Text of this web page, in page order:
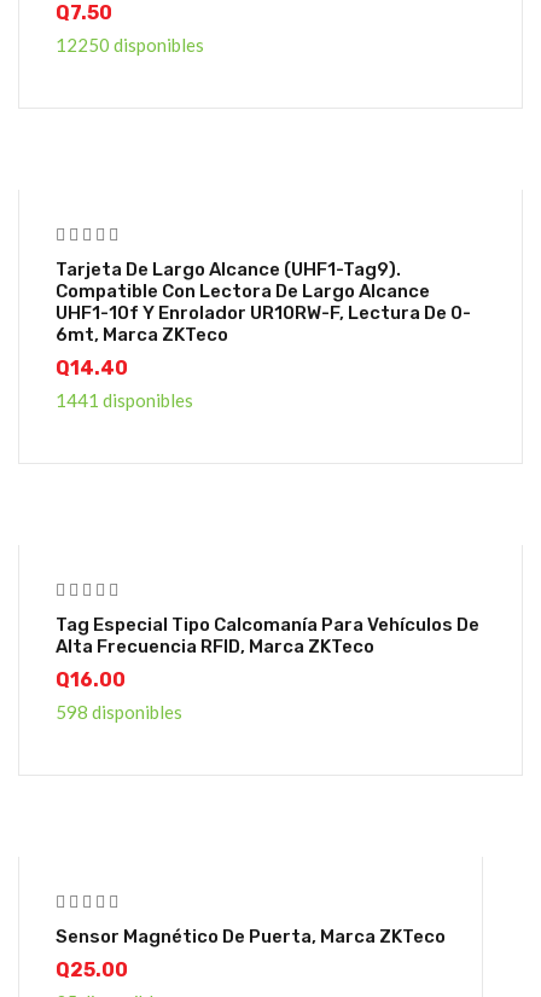
Q7.50
12250 disponibles
Tarjeta De Largo Alcance (UHF1-Tag9).
Compatible Con Lectora De Largo Alcance
UHF1-10f Y Enrolador UR10RW-F, Lectura De 0-
6mt, Marca ZKTeco
Q14.40
1441 disponibles
Tag Especial Tipo Calcomanía Para Vehículos De
Alta Frecuencia RFID, Marca ZKTeco
Q16.00
598 disponibles
Sensor Magnético De Puerta, Marca ZKTeco
Q25.00